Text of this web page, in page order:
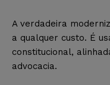
A verdadeira
a qualquer custo. É
constitucional,
advocacia.